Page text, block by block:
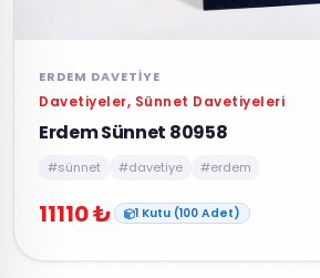
ERDEM DAVETIYE
Davetiyeler, Sünnet Davetiyeleri
Erdem Sünnet 80958
#sünnet #davetiye #erdem
11110 ₺ 1 Kutu (100 Adet)